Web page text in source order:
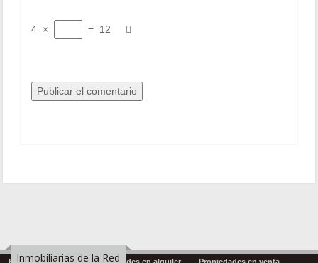
4 × = 12
Inmobiliarias de la Red